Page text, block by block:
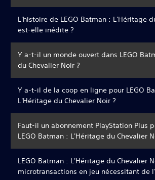
L'histoire de LEGO Batman : L'Héritage
est-elle inédite ?
Y a-t-il un monde ouvert dans LEGO
du Chevalier Noir ?
Y a-t-il de la coop en ligne pour LEGO
L'Héritage du Chevalier Noir ?
Faut-il un abonnement PlayStation Plus
LEGO Batman : L'Héritage du Chevalier
LEGO Batman : L'Héritage du Chevalier
microtransactions en jeu nécessitant de